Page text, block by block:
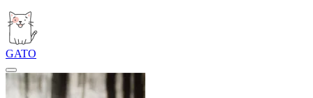
GATO